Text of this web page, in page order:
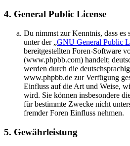
4. General Public License
Du nimmst zur Kenntnis, dass
unter der „GNU General Public
bereitgestellten Foren-Software
(www.phpbb.com) handelt;
werden durch die
www.phpbb.de zur Verfügung
Einfluss auf die Art und Weise,
wird. Sie können insbesondere
für bestimmte Zwecke nicht
fremder Foren Einfluss nehmen.
5. Gewährleistung